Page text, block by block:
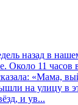
назад в
Около 11 часов
«Мама,
на улицу в
и ув...